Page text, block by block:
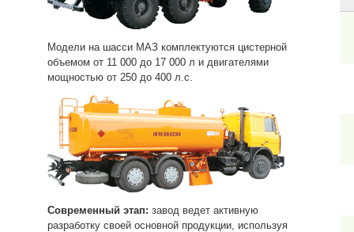
Модели на шасси МАЗ комплектуются цистерной
объемом от 11 000 до 17 000 л и двигателями
мощностью от 250 до 400 л.с.
Современный этап: завод ведет активную
разработку своей основной продукции, используя